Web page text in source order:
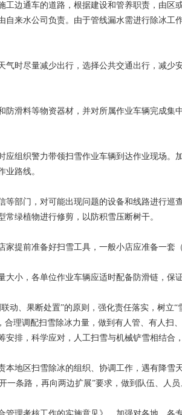
边通车的道路，根据建设和管养职责，由区
来水公司负责。由于管线漏水需进行除冰工
时尽量减少出行，选择公共交通出行，减少
滑料等物资器材，并对所属作业车辆完成集
组织警力带领扫雪作业车辆到达作业现场。
业路线。
部门，对可能出现问题的设备和线路进行巡
绿植物进行修剪，以防积雪压断树干。
提前准备好扫雪工具，一般小店应准备一套
小，各单位作业车辆应适时配备防滑链，保
动、果断处置”的原则，强化责任落实，树立“
理调配扫雪除冰力量，做到有人管、有人扫
排，科学应对，人工扫雪与机械铲雪相结合
地区扫雪除冰的组织、协调工作，遇有降雪
一条路，再向两边扩展”要求，做到队伍、人